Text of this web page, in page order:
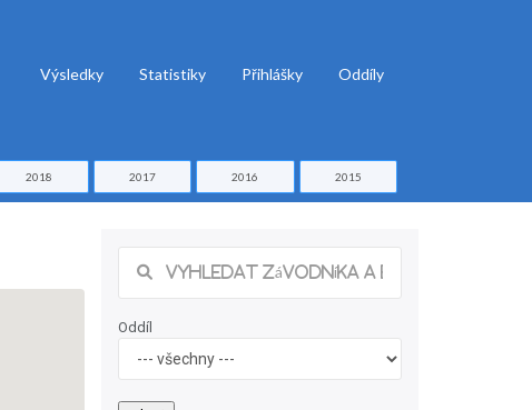
Výsledky Statistiky Přihlášky Oddíly
2018 2017 2016 2015
Oddíl